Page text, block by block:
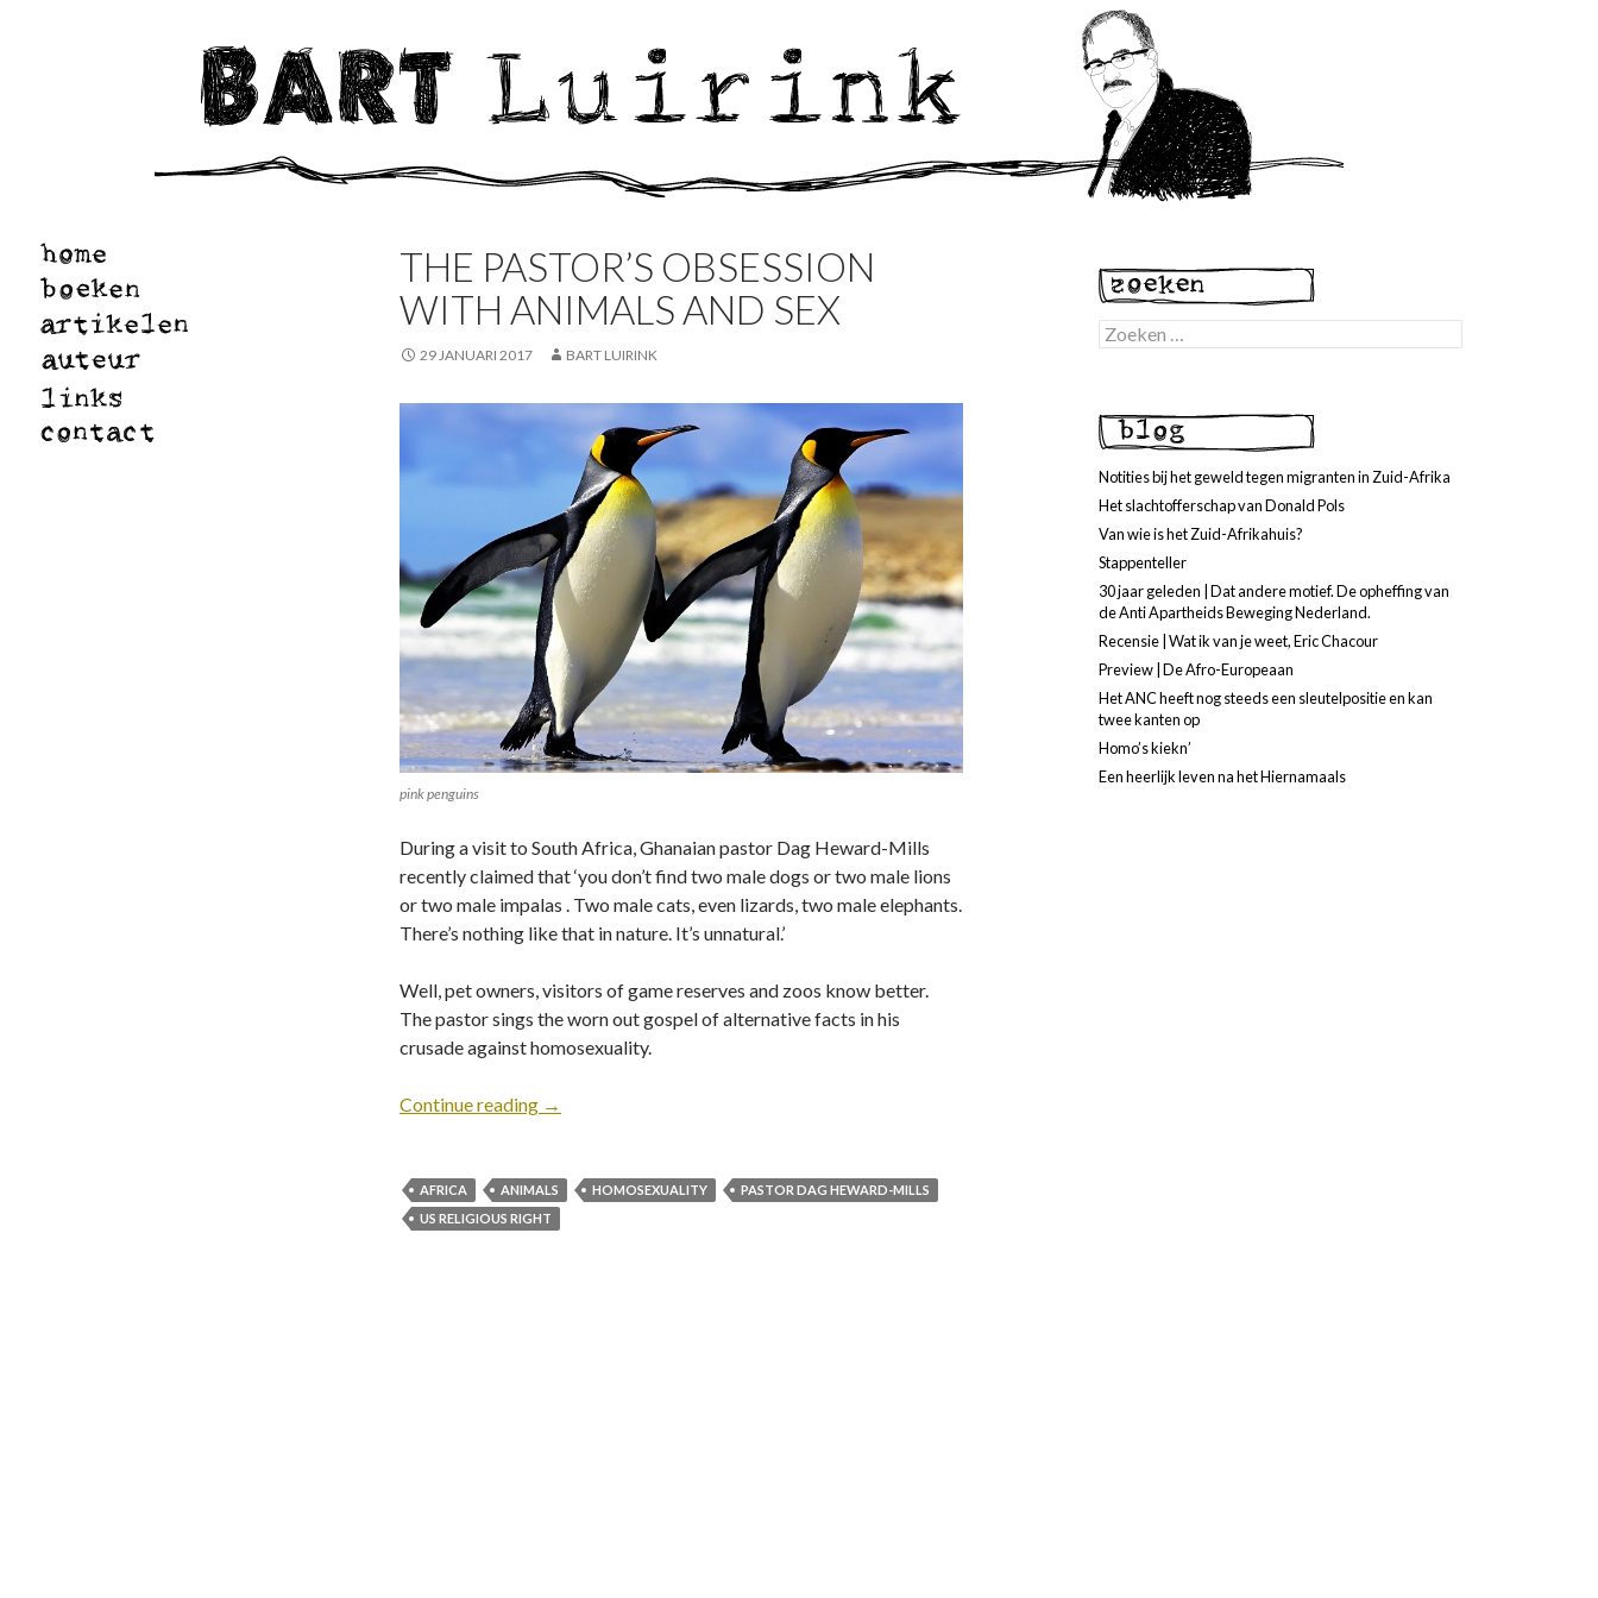
THE PASTOR’S OBSESSION
WITH ANIMALS AND SEX
29 JANUARI 2017 BART LUIRINK
pink penguins
During a visit to South Africa, Ghanaian pastor Dag Heward-Mills
recently claimed that ‘you don’t find two male dogs or two male lions
or two male impalas . Two male cats, even lizards, two male elephants.
There’s nothing like that in nature. It’s unnatural.’
Well, pet owners, visitors of game reserves and zoos know better.
The pastor sings the worn out gospel of alternative facts in his
crusade against homosexuality.
Continue reading →
AFRICA ANIMALS HOMOSEXUALITY
PASTOR DAG HEWARD-MILLS
US RELIGIOUS RIGHT
Zoeken
naar:
Notities bij het geweld tegen migranten in Zuid-Afrika
Het slachtofferschap van Donald Pols
Van wie is het Zuid-Afrikahuis?
Stappenteller
30 jaar geleden | Dat andere motief. De opheffing van
de Anti Apartheids Beweging Nederland.
Recensie | Wat ik van je weet, Eric Chacour
Preview | De Afro-Europeaan
Het ANC heeft nog steeds een sleutelpositie en kan
twee kanten op
Homo’s kiekn’
Een heerlijk leven na het Hiernamaals